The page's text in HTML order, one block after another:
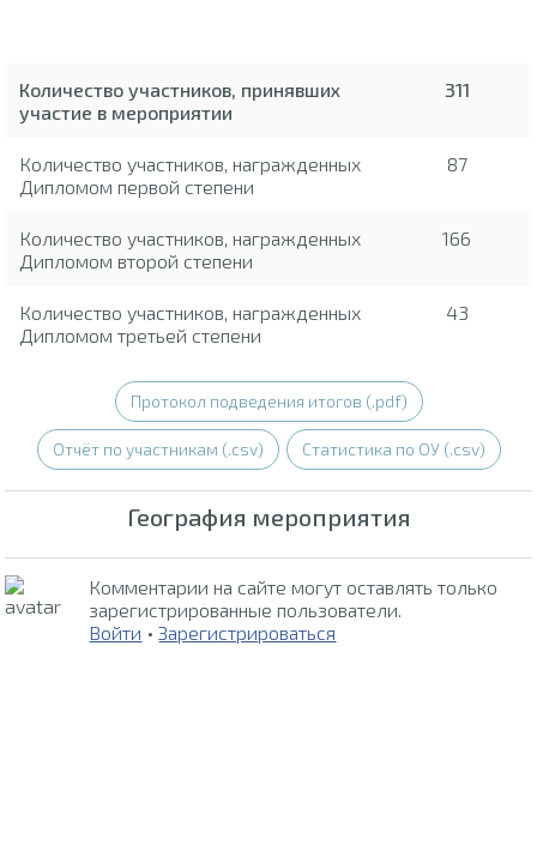
Количество участников, принявших
участие в мероприятии
311
Количество участников, награжденных
Дипломом первой степени
87
Количество участников, награжденных
Дипломом второй степени
166
Количество участников, награжденных
Дипломом третьей степени
43
Протокол подведения итогов (.pdf)
Отчёт по участникам (.csv) Статистика по ОУ (.csv)
География мероприятия
Комментарии на сайте могут оставлять только
зарегистрированные пользователи.
Войти •Зарегистрироваться